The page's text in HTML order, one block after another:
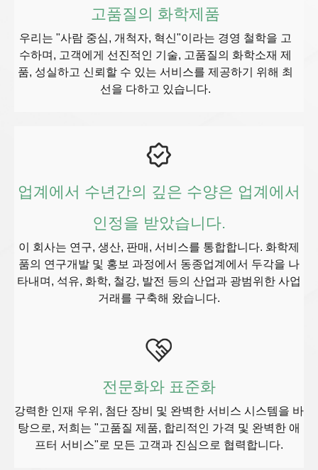
고품질의 화학제품
우리는 "사람 중심, 개척자, 혁신"이라는 경영 철학을 고
수하며, 고객에게 선진적인 기술, 고품질의 화학소재 제
품, 성실하고 신뢰할 수 있는 서비스를 제공하기 위해 최
선을 다하고 있습니다.
업계에서 수년간의 깊은 수양은 업계에서
인정을 받았습니다.
이 회사는 연구, 생산, 판매, 서비스를 통합합니다. 화학제
품의 연구개발 및 홍보 과정에서 동종업계에서 두각을 나
타내며, 석유, 화학, 철강, 발전 등의 산업과 광범위한 사업
거래를 구축해 왔습니다.
전문화와 표준화
강력한 인재 우위, 첨단 장비 및 완벽한 서비스 시스템을 바
탕으로, 저희는 "고품질 제품, 합리적인 가격 및 완벽한 애
프터 서비스"로 모든 고객과 진심으로 협력합니다.